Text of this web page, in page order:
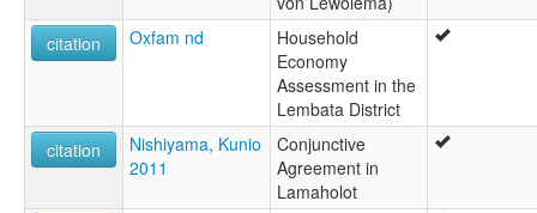
citation
Oxfam nd
Household
Economy
Assessment in the
Lembata District
citation
Nishiyama, Kunio
2011
Conjunctive
Agreement in
Lamaholot